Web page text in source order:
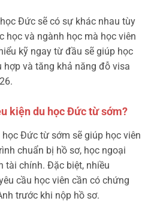
Đức sẽ có sự khác nhau tùy
học và ngành học mà học viên
kỹ ngay từ đầu sẽ giúp học
và tăng khả năng đỗ visa
kiện du học Đức từ sớm?
Đức từ sớm sẽ giúp học viên
chuẩn bị hồ sơ, học ngoại
tài chính. Đặc biệt, nhiều
cầu học viên cần có chứng
trước khi nộp hồ sơ.